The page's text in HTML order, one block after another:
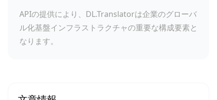
APIの提供により、DL.Translatorは企業のグローバ
ル化基盤インフラストラクチャの重要な構成要素と
なります。